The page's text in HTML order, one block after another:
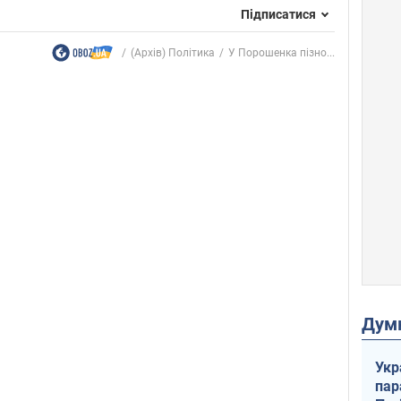
Підписатися
(Архів) Політика У Порошенка пізно...